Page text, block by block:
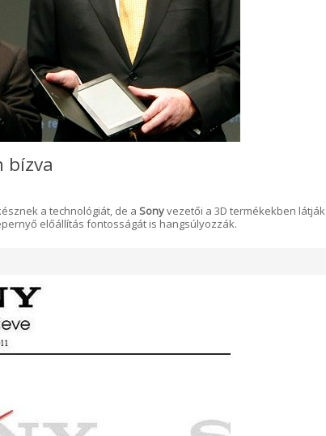
bízva
a technológiát, de a Sonyvezetői a 3D termékekben látják
előállítás fontosságát is hangsúlyozzák.